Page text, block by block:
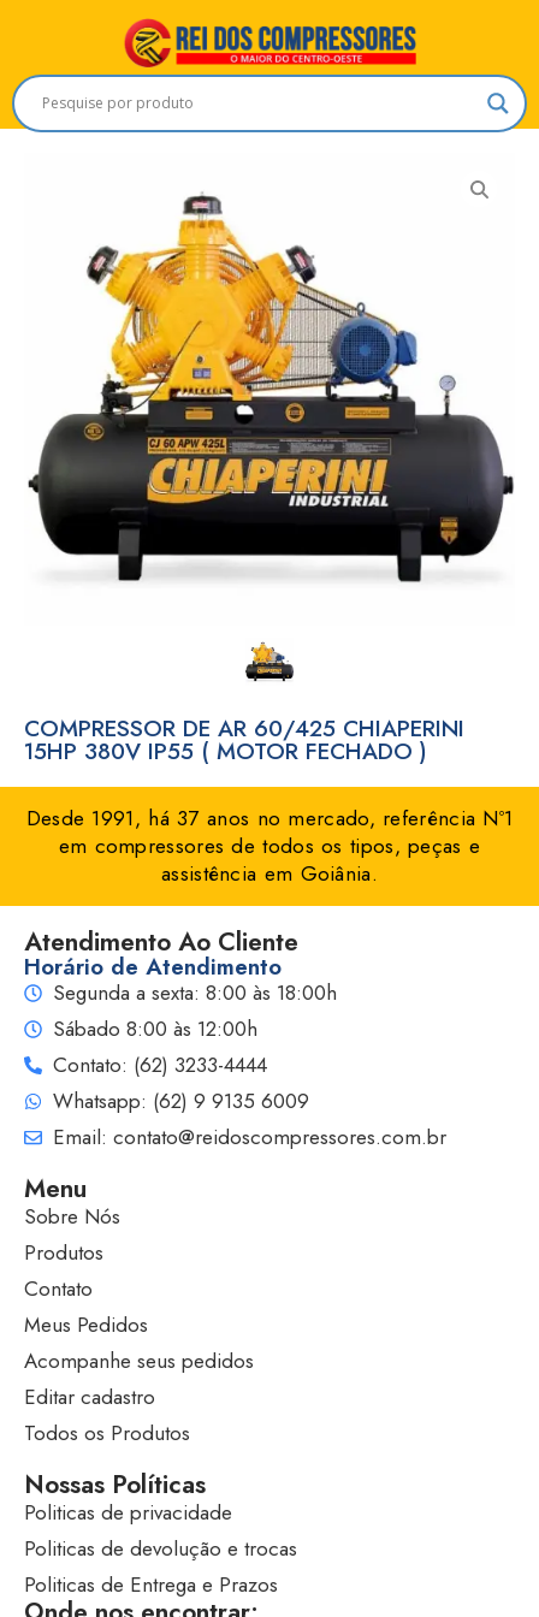
COMPRESSOR DE AR 60/425 CHIAPERINI
15HP 380V IP55 ( MOTOR FECHADO )
Desde 1991, há 37 anos no mercado, referência Nº1
em compressores de todos os tipos, peças e
assistência em Goiânia.
Atendimento Ao Cliente
Horário de Atendimento
Segunda a sexta: 8:00 às 18:00h
Sábado 8:00 às 12:00h
Contato: (62) 3233-4444
Whatsapp: (62) 9 9135 6009
Email: contato@reidoscompressores.com.br
Menu
Sobre Nós
Produtos
Contato
Meus Pedidos
Acompanhe seus pedidos
Editar cadastro
Todos os Produtos
Nossas Políticas
Politicas de privacidade
Politicas de devolução e trocas
Politicas de Entrega e Prazos